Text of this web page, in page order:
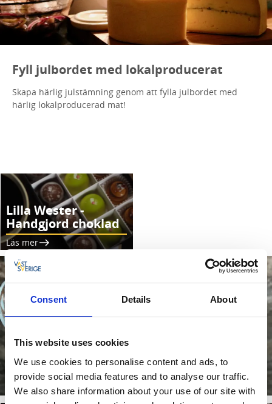
Consent Details About
This website uses cookies
We use cookies to personalise content and ads, to
provide social media features and to analyse our traffic.
We also share information about your use of our site with
Fyll julbordet med lokalproducerat
Skapa härlig julstämning genom att fylla julbordet med
härlig lokalproducerad mat!
Lilla Wester -
Handgjord choklad
Läs mer
Julgodis hos Schweizermandel
Läs mer